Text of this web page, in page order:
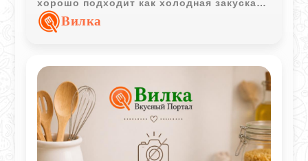
хорошо подходит как холодная закуска
или дополнение к мясным блюдам.
Вилка